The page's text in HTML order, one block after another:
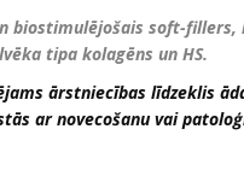
biostimulējošais soft-fillers,
tipa kolagēns un HS.
ārstniecības līdzeklis
ar novecošanu vai